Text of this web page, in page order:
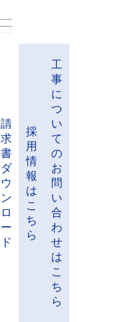
請
求
書
ダ
ウ
ン
ロ
ー
ド
採
用
情
報
は
こ
ち
ら
工
事
に
つ
い
て
の
お
問
い
合
わ
せ
は
こ
ち
ら